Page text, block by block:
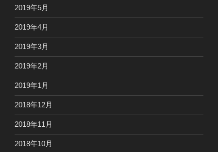
2019年5月
2019年4月
2019年3月
2019年2月
2019年1月
2018年12月
2018年11月
2018年10月